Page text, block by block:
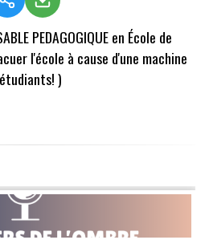
PEDAGOGIQUE en École de
l'école à cause d'une machine
)